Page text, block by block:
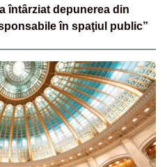
întârziat depunerea din
în spaţiul public”